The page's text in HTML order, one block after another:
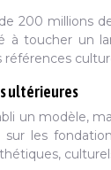
200 millions
à toucher un
ultérieures
un modèle,
sur les